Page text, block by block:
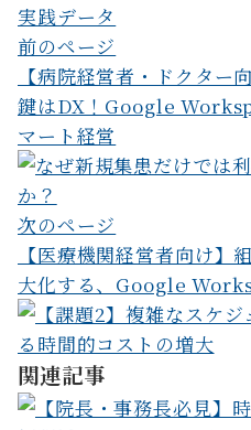
実践データ
投
稿
ナ
ビ
ゲ
ー
シ
ョ
ン
前のページ
【病院経営者・ドクター
鍵はDX！Google
マート経営
次のページ
【医療機関経営者向け】
大化する、Google
関連記事